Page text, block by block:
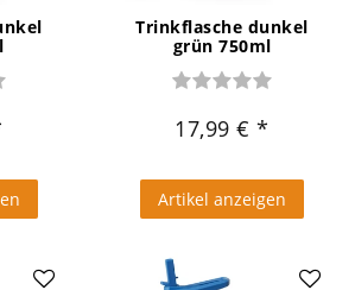
Trinkflasche dunkel
grün 750ml
17,99 €
Artikel anzeigen